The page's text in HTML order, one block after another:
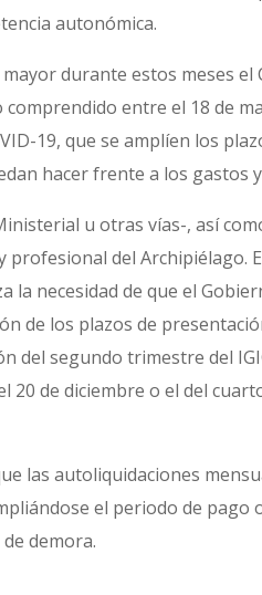
autonómica.
durante estos meses el
entre el 18 de
19, que se amplíen los
hacer frente a los gastos
u otras vías-, así
del Archipiélago.
la necesidad de que el
de los plazos de
del segundo trimestre del
de diciembre o el del
las autoliquidaciones
el periodo de pago
demora.